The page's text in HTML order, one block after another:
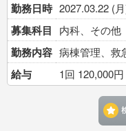
勤務日時 2027.03.22 (
募集科目 内科、その他
勤務内容 病棟管理、救
給与 1回 120,000円